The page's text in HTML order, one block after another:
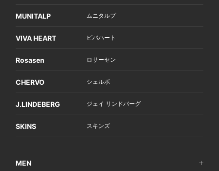
MUNITALP ムニタルプ
VIVA HEART ビバハート
Rosasen ロサーセン
CHERVO シェルボ
J.LINDEBERG ジェイ リンドバーグ
SKINS スキンズ
MEN